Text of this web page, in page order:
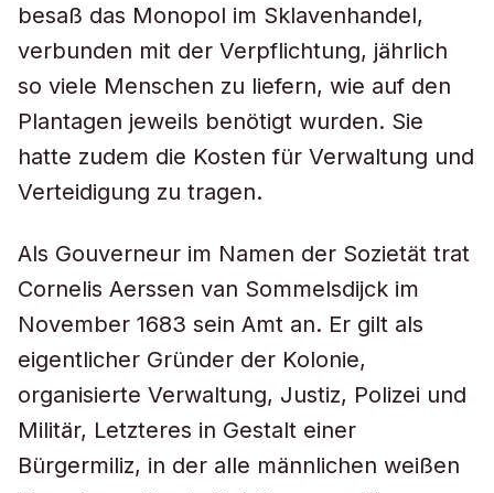
besaß das Monopol im Sklavenhandel,
verbunden mit der Verpflichtung, jährlich
so viele Menschen zu liefern, wie auf den
Plantagen jeweils benötigt wurden. Sie
hatte zudem die Kosten für Verwaltung und
Verteidigung zu tragen.
Als Gouverneur im Namen der Sozietät trat
Cornelis Aerssen van Sommelsdijck im
November 1683 sein Amt an. Er gilt als
eigentlicher Gründer der Kolonie,
organisierte Verwaltung, Justiz, Polizei und
Militär, Letzteres in Gestalt einer
Bürgermiliz, in der alle männlichen weißen